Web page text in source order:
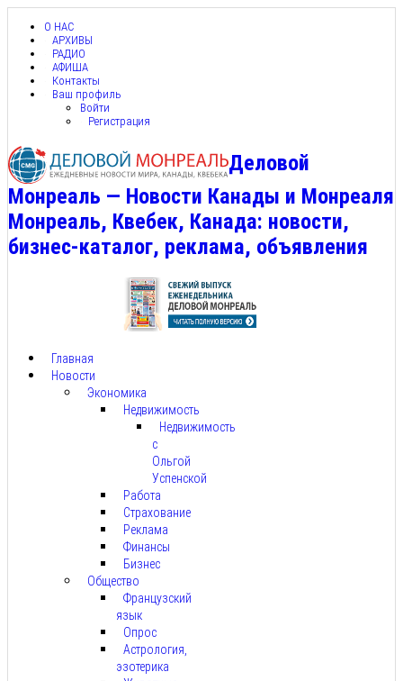
О НАС
АРХИВЫ
РАДИО
АФИША
Контакты
Ваш профиль
Войти
Регистрация
Деловой
Монреаль — Новости Канады и Монреаля
Монреаль, Квебек, Канада: новости,
бизнес-каталог, реклама, объявления
Главная
Новости
Экономика
Недвижимость
Недвижимость
с
Ольгой
Успенской
Работа
Страхование
Реклама
Финансы
Бизнес
Общество
Французский
язык
Опрос
Астрология,
эзотерика